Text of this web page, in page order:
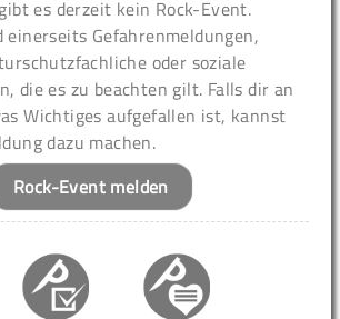
es derzeit kein Rock-Event.
einerseits Gefahrenmeldungen,
oder soziale
die es zu beachten gilt. Falls dir an
Wichtiges aufgefallen ist, kannst
dazu machen.
Rock-Event melden